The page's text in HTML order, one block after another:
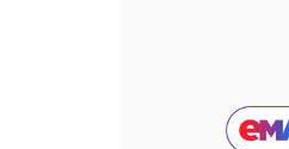
941130-0A874-00020